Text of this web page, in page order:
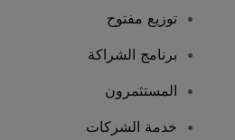
توزيع مفتوح
برنامج الشراكة
المستثمرون
خدمة الشركات